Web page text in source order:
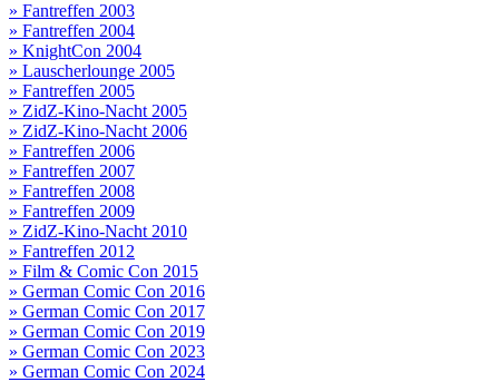
» Fantreffen 2003
» Fantreffen 2004
» KnightCon 2004
» Lauscherlounge 2005
» Fantreffen 2005
» ZidZ-Kino-Nacht 2005
» ZidZ-Kino-Nacht 2006
» Fantreffen 2006
» Fantreffen 2007
» Fantreffen 2008
» Fantreffen 2009
» ZidZ-Kino-Nacht 2010
» Fantreffen 2012
» Film & Comic Con 2015
» German Comic Con 2016
» German Comic Con 2017
» German Comic Con 2019
» German Comic Con 2023
» German Comic Con 2024